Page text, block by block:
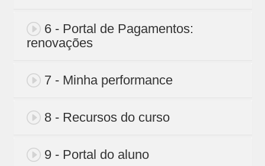
6 - Portal de Pagamentos:
renovações
7 - Minha performance
8 - Recursos do curso
9 - Portal do aluno